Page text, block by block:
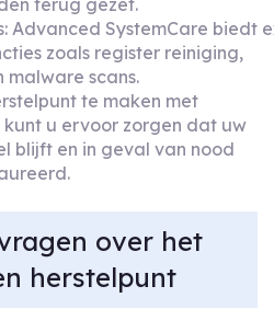
terug gezet.
Advanced SystemCare biedt
zoals register reiniging,
malware scans.
te maken met
u ervoor zorgen dat uw
blijft en in geval van nood
over het
herstelpunt